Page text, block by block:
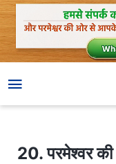
20. परमेश्वर की तरफ मुड़ने
20. परमेश्वर